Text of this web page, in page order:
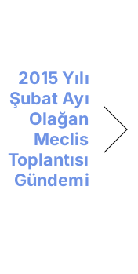
2015 Yılı
Şubat Ayı
Olağan
Meclis
Toplantısı
Gündemi